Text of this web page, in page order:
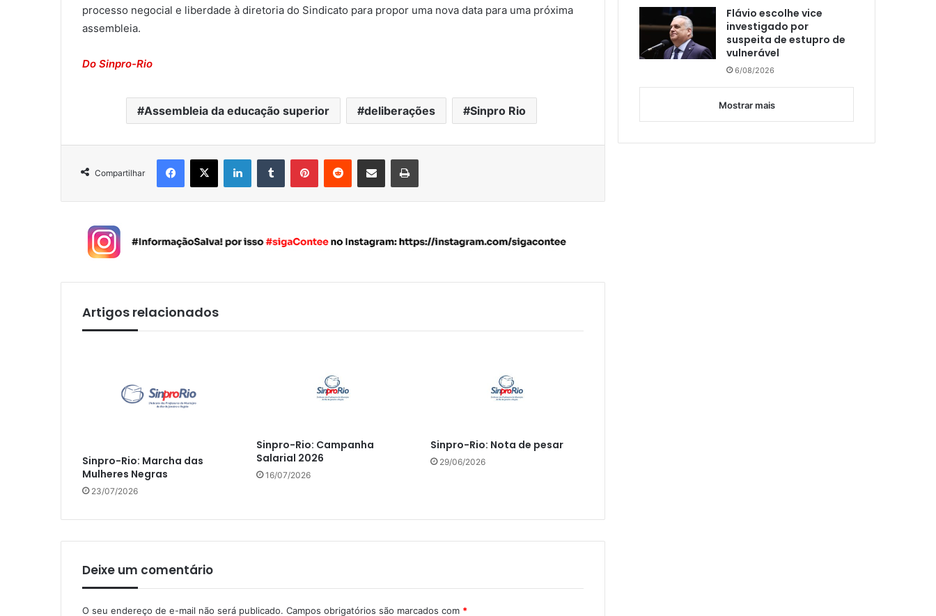
processo negocial e liberdade à diretoria do Sindicato para propor uma nova data para uma próxima
assembleia.
Do Sinpro-Rio
Assembleia da educação superior deliberações Sinpro Rio
Compartilhar
Artigos relacionados
Sinpro-Rio: Marcha das
Mulheres Negras
23/07/2026
Sinpro-Rio: Campanha
Salarial 2026
16/07/2026
Sinpro-Rio: Nota de pesar
29/06/2026
Deixe um comentário
O seu endereço de e-mail não será publicado. Campos obrigatórios são marcados com *
Flávio escolhe vice
investigado por
suspeita de estupro de
vulnerável
6/08/2026
Mostrar mais